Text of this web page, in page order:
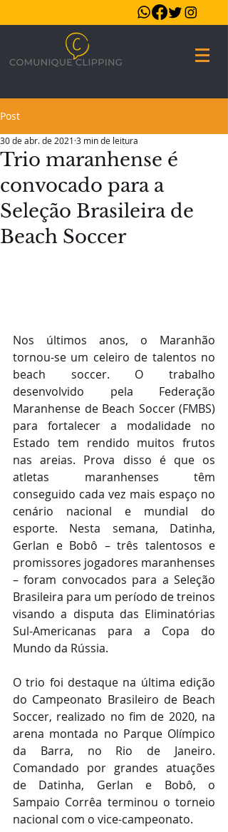
Post
Trio maranhense é
convocado para a
Seleção Brasileira de
Beach Soccer
30 de abr. de 2021 3 min de leitura
Nos últimos anos, o Maranhão
tornou-se um celeiro de talentos no
beach soccer. O trabalho
desenvolvido pela Federação
Maranhense de Beach Soccer (FMBS)
para fortalecer a modalidade no
Estado tem rendido muitos frutos
nas areias. Prova disso é que os
atletas maranhenses têm
conseguido cada vez mais espaço no
cenário nacional e mundial do
esporte. Nesta semana, Datinha,
Gerlan e Bobô – três talentosos e
promissores jogadores maranhenses
– foram convocados para a Seleção
Brasileira para um período de treinos
visando a disputa das Eliminatórias
Sul-Americanas para a Copa do
Mundo da Rússia.
O trio foi destaque na última edição
do Campeonato Brasileiro de Beach
Soccer, realizado no fim de 2020, na
arena montada no Parque Olímpico
da Barra, no Rio de Janeiro.
Comandado por grandes atuações
de Datinha, Gerlan e Bobô, o
Sampaio Corrêa terminou o torneio
nacional com o vice-campeonato.